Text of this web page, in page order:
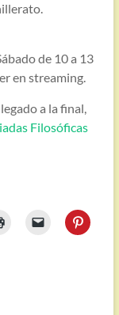
de 10 a 13
en streaming.
a la final,
Filosóficas